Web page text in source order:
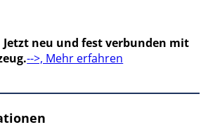
Jetzt neu und fest verbunden mit
-->, Mehr erfahren